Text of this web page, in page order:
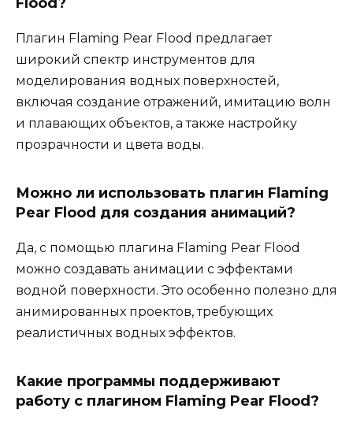
Плагин Flaming Pear Flood предлагает
широкий спектр инструментов для
моделирования водных поверхностей,
включая создание отражений, имитацию волн
и плавающих объектов, а также настройку
прозрачности и цвета воды.
Можно ли использовать плагин Flaming
Pear Flood для создания анимаций?
Да, с помощью плагина Flaming Pear Flood
можно создавать анимации с эффектами
водной поверхности. Это особенно полезно для
анимированных проектов, требующих
реалистичных водных эффектов.
Какие программы поддерживают
работу с плагином Flaming Pear Flood?